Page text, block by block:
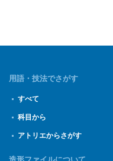
用語・技法でさがす
すべて
科目から
アトリエからさがす